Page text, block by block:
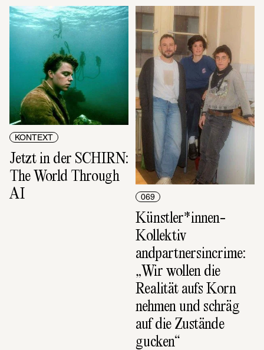
KONTEXT
Jetzt in der SCHIRN:
The World Through
AI
069
Künstler*innen-
Kollektiv
andpartnersincrime:
„Wir wollen die
Realität aufs Korn
nehmen und schräg
auf die Zustände
gucken“